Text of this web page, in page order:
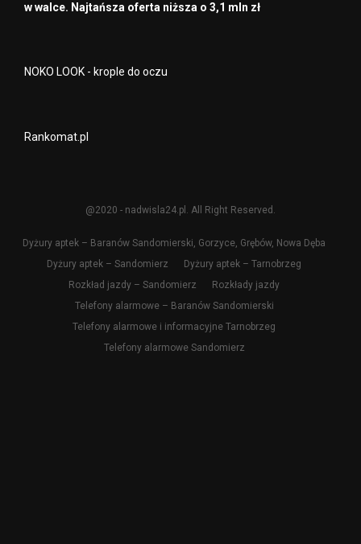
w walce. Najtańsza oferta niższa o 3,1 mln zł
NOKO LOOK - krople do oczu
Rankomat.pl
@2020 - nadwisla24.pl. All Right Reserved.
Dyżury aptek – Baranów Sandomierski, Gorzyce, Grębów, Nowa Dęba
Dyżury aptek – Sandomierz
Dyżury aptek – Tarnobrzeg
Rozkład jazdy – Sandomierz
Rozkłady jazdy
Telefony alarmowe – Baranów Sandomierski
Telefony alarmowe i informacyjne Tarnobrzeg
Telefony alarmowe Sandomierz